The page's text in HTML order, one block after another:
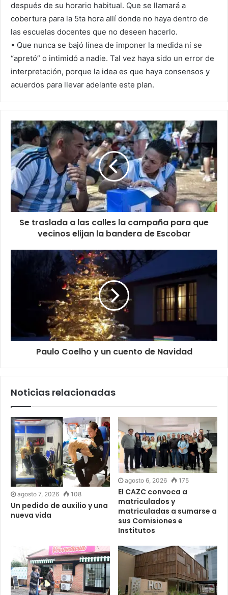
después de su horario habitual. Que se llamará a
cobertura para la 5ta hora allí donde no haya dentro de
las escuelas docentes que no deseen hacerlo.
• Que nunca se bajó línea de imponer la medida ni se
“apretó” o intimidó a nadie. Tal vez haya sido un error de
interpretación, porque la idea es que haya consensos y
acuerdos para llevar adelante este plan.
Se traslada a las calles la campaña para que
vecinos elijan la bandera de Escobar
Paulo Coelho y un cuento de Navidad
Noticias relacionadas
agosto 7, 2026 108
Un pedido de auxilio y una
nueva vida
agosto 6, 2026 175
El CAZC convoca a
matriculados y
matriculadas a sumarse a
sus Comisiones e
Institutos